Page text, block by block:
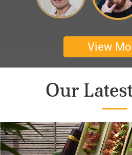
꽃다발과 맛있는 케잌으로
셨어요. 어머니께서 큰 감동
추억을 만들어 주신 몽쉐
Culbert께 감사
Thanks for giving my
I hope you are
Have a nice
Ngày trải nghiệm:
View
Our